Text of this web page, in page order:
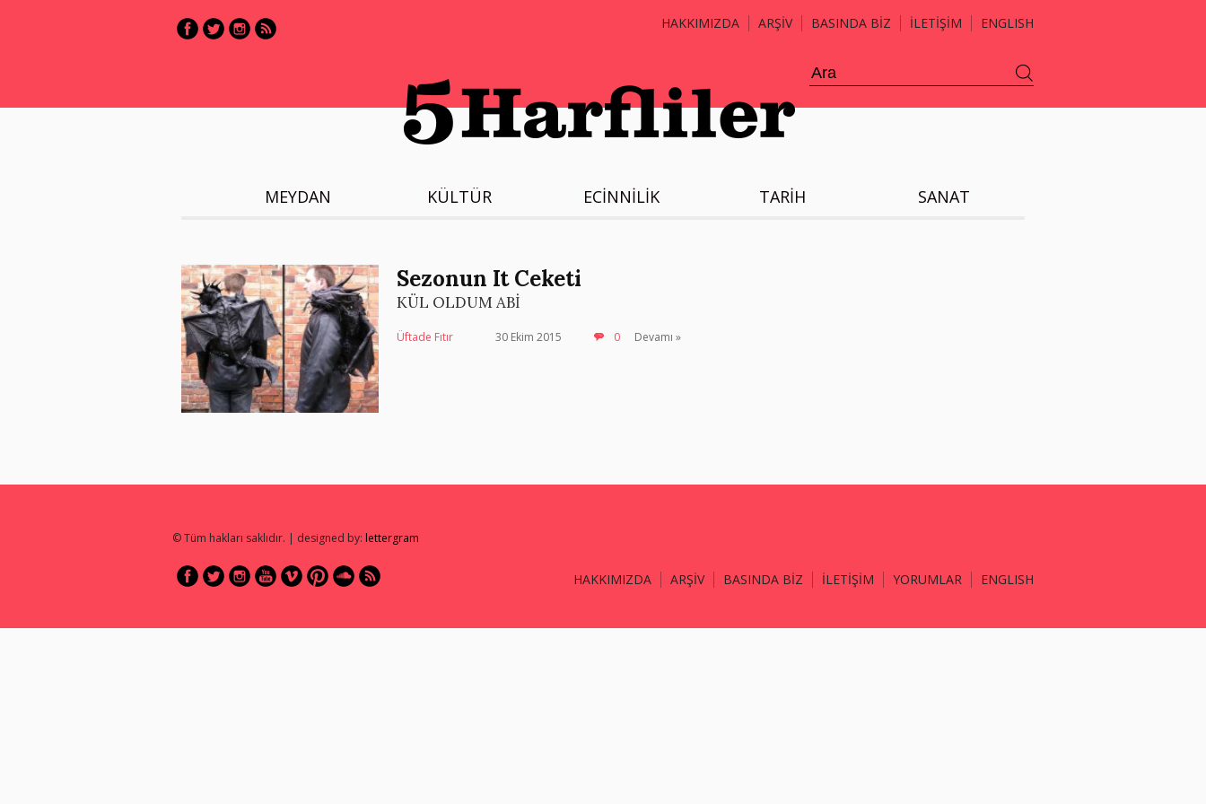
HAKKIMIZDA ARŞİV BASINDA BİZ İLETİŞİM ENGLISH
MEYDAN KÜLTÜR ECİNNİLİK TARİH SANAT
Sezonun It Ceketi
KÜL OLDUM ABİ
Üftade Fıtır 30 Ekim 2015 0 Devamı »
© Tüm hakları saklıdır. | designed by: lettergram
HAKKIMIZDA ARŞİV BASINDA BİZ İLETİŞİM YORUMLAR ENGLISH